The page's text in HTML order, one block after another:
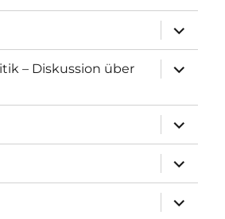
anzeigen
– Diskussion über
anzeigen
anzeigen
anzeigen
anzeigen